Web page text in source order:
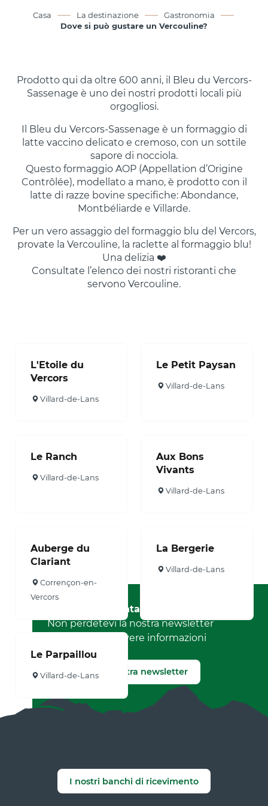
Villard-
de-Lans
Ranch
Villard-
Le
Parpaillou
Villard-
de-Lans
Bergerie
de-Lans
Casa La destinazione
Gastronomia
Dove si può gustare un Vercouline?
Prodotto qui da oltre 600 anni, il Bleu du Vercors-
Sassenage è uno dei nostri prodotti locali più
orgogliosi.
Il Bleu du Vercors-Sassenage è un formaggio di
latte vaccino delicato e cremoso, con un sottile
sapore di nocciola.
Questo formaggio AOP (Appellation d’Origine
Contrôlée), modellato a mano, è prodotto con il
latte di razze bovine specifiche: Abondance,
Montbéliarde e Villarde.
Per un vero assaggio del formaggio blu del Vercors,
provate la Vercouline, la raclette al formaggio blu!
Una delizia ❤️
Consultate l’elenco dei nostri ristoranti che
servono Vercouline.
L'Etoile du
Vercors
Villard-de-Lans
Le Petit Paysan
Villard-de-Lans
Le Ranch
Villard-de-Lans
Aux Bons
Vivants
Villard-de-Lans
Auberge du
Clariant
Corrençon-en-
Vercors
La Bergerie
Villard-de-Lans
Le Parpaillou
Villard-de-Lans
Rimanere in contatto
Non perdetevi la nostra newsletter
mensile per ricevere informazioni
esclusive.
Iscriviti alla nostra newsletter
I nostri banchi di ricevimento